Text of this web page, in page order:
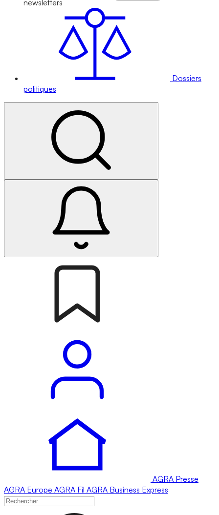
newsletters
Dossiers
politiques
AGRA Presse
AGRA Europe AGRA Fil AGRA Business Express